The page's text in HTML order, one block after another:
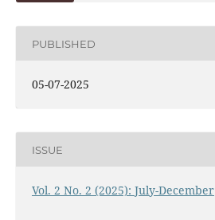
PUBLISHED
05-07-2025
ISSUE
Vol. 2 No. 2 (2025): July-December